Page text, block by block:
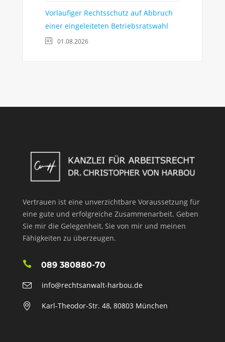
Vorläufiger Rechtsschutz auf Abbruch
einer eingeleiteten Betriebsratswahl
01.08.2026
Vertrauen ist eine unverzichtbare Voraussetzung für
eine gute und erfolgreiche Zusammenarbeit. Geben
Sie mir die Gelegenheit, Sie von mir und meinen
Fähigkeiten zu überzeugen.
089 380880-70
info@rechtsanwalt-harbou.de
Karl-Theodor-Str. 48, 80803 München